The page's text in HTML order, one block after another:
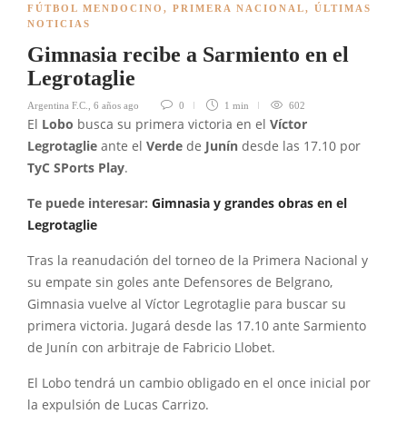
FÚTBOL MENDOCINO , PRIMERA NACIONAL, ÚLTIMAS
NOTICIAS
Gimnasia recibe a Sarmiento en el
Legrotaglie
Argentina F.C. 6 años ago 0 1 min 602
El Lobo busca su primera victoria en el Víctor
Legrotaglie ante el Verde de Junín desde las 17.10 por
TyC SPorts Play.
Te puede interesar: Gimnasia y grandes obras en el
Legrotaglie
Tras la reanudación del torneo de la Primera Nacional y
su empate sin goles ante Defensores de Belgrano,
Gimnasia vuelve al Víctor Legrotaglie para buscar su
primera victoria. Jugará desde las 17.10 ante Sarmiento
de Junín con arbitraje de Fabricio Llobet.
El Lobo tendrá un cambio obligado en el once inicial por
la expulsión de Lucas Carrizo.